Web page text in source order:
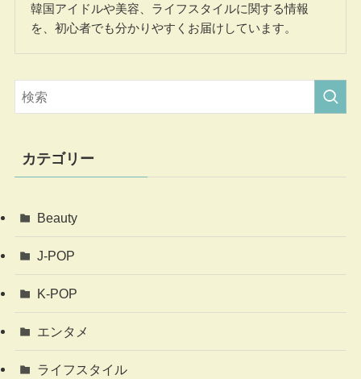
韓国アイドルや美容、ライフスタイルに関する情報
を、初心者でも分かりやすくお届けしています。
カテゴリー
Beauty
J-POP
K-POP
エンタメ
ライフスタイル